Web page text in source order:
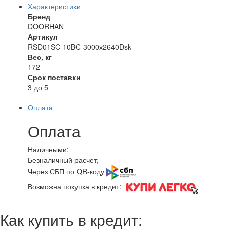
Характеристики
Бренд
DOORHAN
Артикул
RSD01SC-10BC-3000х2640Dsk
Вес, кг
172
Срок поставки
3 до 5
Оплата
Оплата
Наличными;
Безналичный расчет;
Через СБП по QR-коду
Возможна покупка в кредит:
Как купить в кредит: